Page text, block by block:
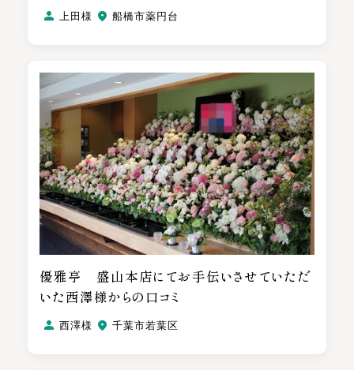
上田様 船橋市薬円台
優雅亭 盛山本店にてお手伝いさせていただ
いた西澤様からの口コミ
西澤様 千葉市若葉区